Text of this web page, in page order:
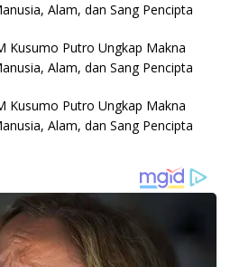
Alam, dan Sang Pencipta
Kusumo Putro Ungkap Makna
Alam, dan Sang Pencipta
Kusumo Putro Ungkap Makna
Alam, dan Sang Pencipta